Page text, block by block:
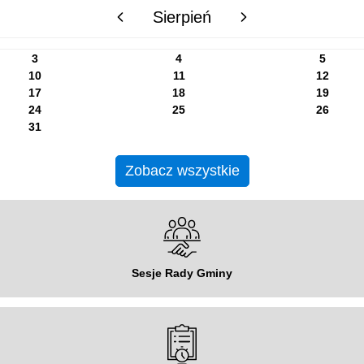
poprzedni miesiącSierpień następny miesiąc
3 4 5
10 11 12
17 18 19
24 25 26
31
Zobacz wszystkie
Sesje Rady Gminy